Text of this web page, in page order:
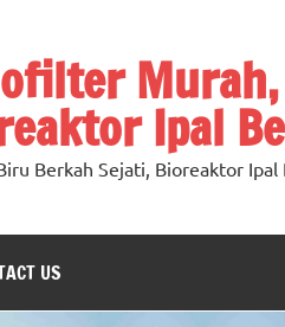
Ipal
Berkah Sejati, Bioreaktor Ipal
US